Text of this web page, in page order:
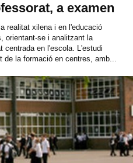
a examen
realitat xilena i en l'educació
orientant-se i analitzant la
centrada en l'escola. L'estudi
de la formació en centres, amb...